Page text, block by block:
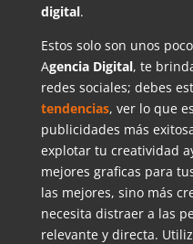
digital.
Estos solo son unos
Agencia Digital, te
redes sociales; debes
tendencias, ver lo que
publicidades más
explotar tu creatividad
mejores graficas para
las mejores, sino más
necesita distraer a las
relevante y directa.